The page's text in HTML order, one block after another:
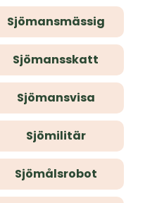
Sjömansmässig
Sjömansskatt
Sjömansvisa
Sjömilitär
Sjömålsrobot